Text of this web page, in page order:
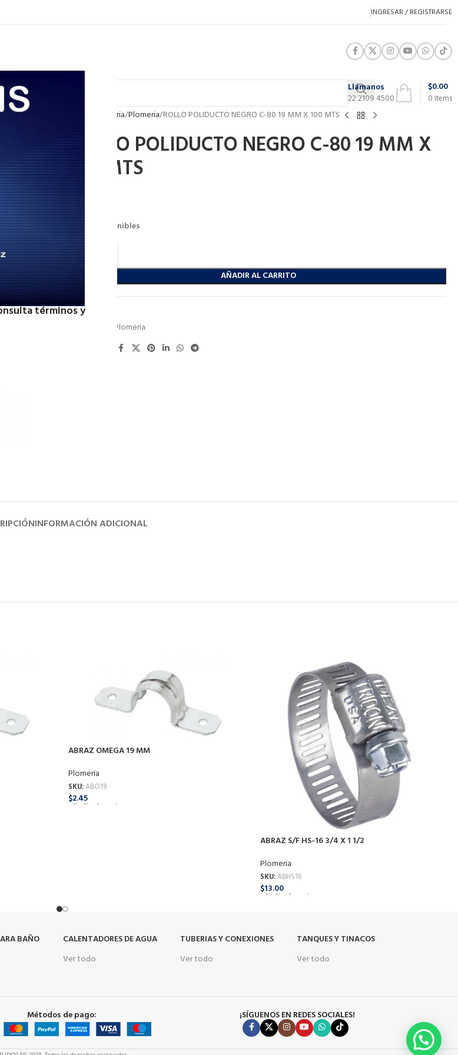
términos y
INGRESAR / REGISTRARSE
Llámanos
22 2109 4500
0 items
$0.00
Plomeria Plomeria ROLLO POLIDUCTO NEGRO C-80 19 MM X 100 MTS
ROLLO POLIDUCTO NEGRO C-80 19 MM X
100 MTS
121 disponibles
AÑADIR AL CARRITO
SKU:
Plomeria
INFORMACIÓN ADICIONAL
ABRAZ OMEGA 19 MM
Plomeria
SKU:ABO19
$2.45
Añadir Al Carrito
ABRAZ S/F HS-16 3/4 X 1 1/2
Plomeria
SKU:ABHS16
$13.00
Añadir Al Carrito
BAÑO
CALENTADORES DE AGUA
Ver todo
TUBERIAS Y CONEXIONES
Ver todo
TANQUES Y TINACOS
Ver todo
Métodos de pago: ¡SÍGUENOS EN REDES SOCIALES!